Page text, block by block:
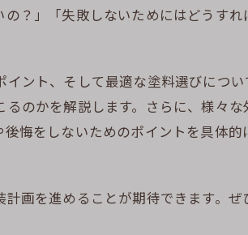
？」「失敗しないためにはどうす
ント、そして最適な塗料選びにつ
のかを解説します。さらに、様々
悔をしないためのポイントを具体
画を進めることが期待できます。ぜ